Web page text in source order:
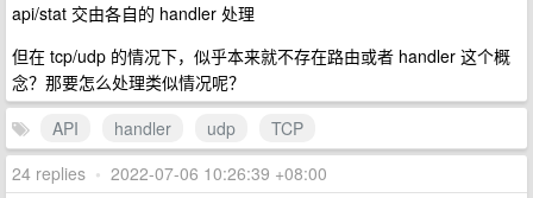
api/stat 交由各自的 handler 处理
但在 tcp/udp 的情况下，似乎本来就不存在路由或者 handler 这个概
念？那要怎么处理类似情况呢？
API
handler udp
TCP
24 replies • 2022-07-06 10:26:39 +08:00